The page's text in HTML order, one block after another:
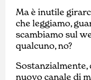
Ma è inutile
che leggiamo,
scambiamo sul
qualcuno, no?
nuovo canale di